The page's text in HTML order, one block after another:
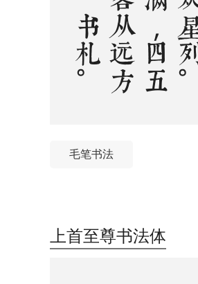
毛笔书法
上首至尊书法体